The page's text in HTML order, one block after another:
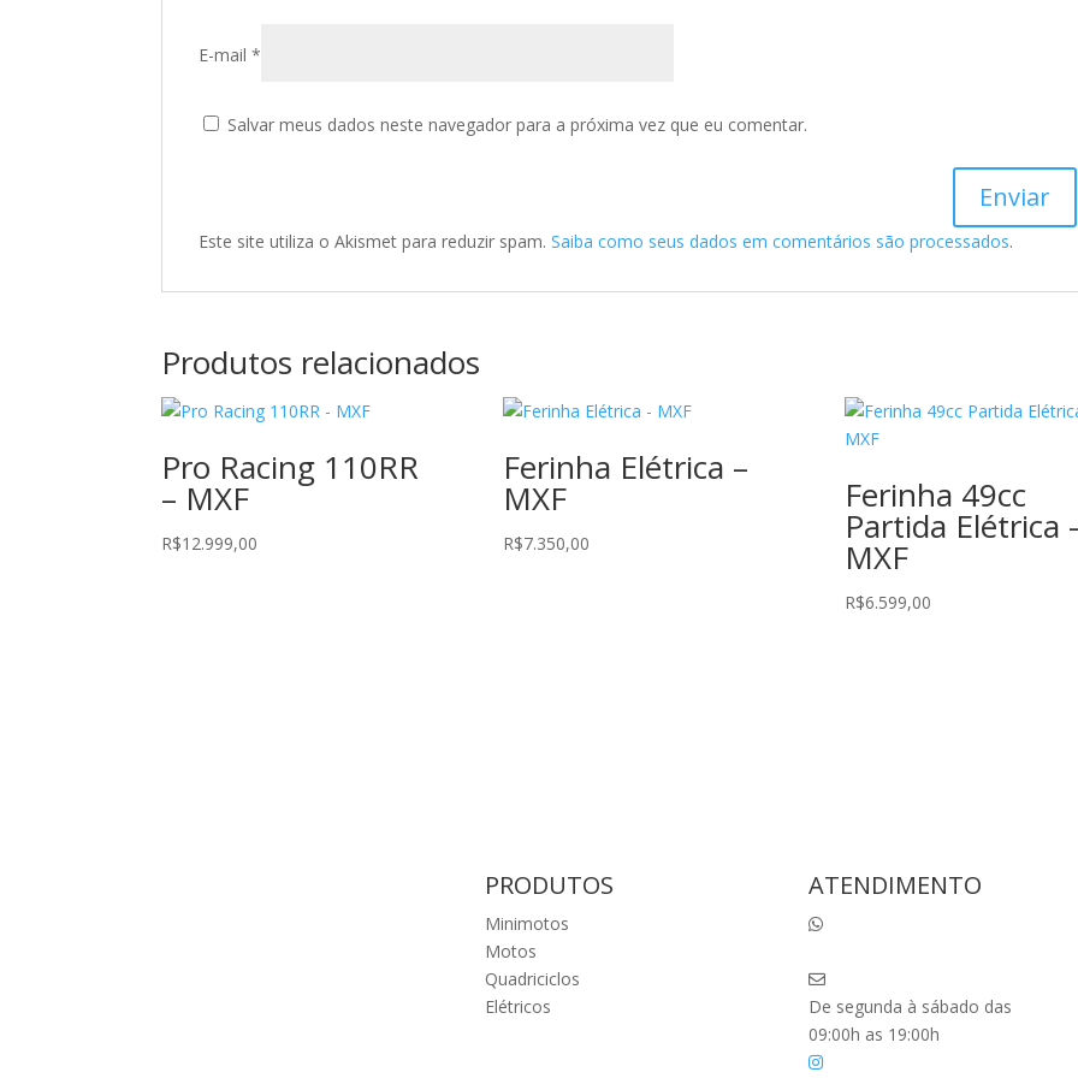
E-mail*
Salvar meus dados neste navegador para a próxima vez que eu comentar.
Este site utiliza o Akismet para reduzir spam.Saiba como seus dados em comentários são processados.
Produtos relacionados
Pro Racing 110RR
– MXF
R$12.999,00
Ferinha Elétrica –
MXF
R$7.350,00
Ferinha 49cc
Partida Elétrica
MXF
R$6.599,00
PRODUTOS
Minimotos
Motos
Quadriciclos
Elétricos
ATENDIMENTO
De segunda à sábado das
09:00h as 19:00h